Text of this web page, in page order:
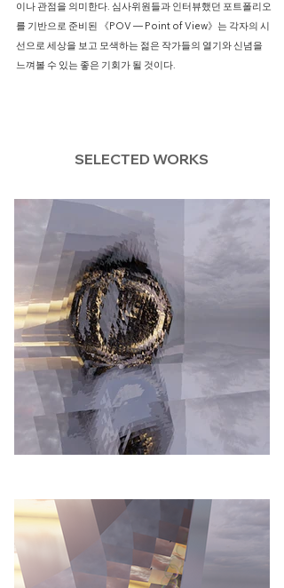
이나 관점을 의미한다. 심사위원들과 인터뷰했던 포트폴리오
를 기반으로 준비된 《POV — Point of View》는 각자의 시
선으로 세상을 보고 모색하는 젊은 작가들의 열기와 신념을
느껴볼 수 있는 좋은 기회가 될 것이다.
SELECTED WORKS